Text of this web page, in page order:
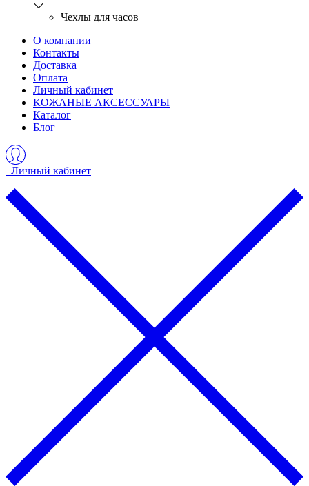
Чехлы для часов
О компании
Контакты
Доставка
Оплата
Личный кабинет
КОЖАНЫЕ АКСЕССУАРЫ
Каталог
Блог
Личный кабинет